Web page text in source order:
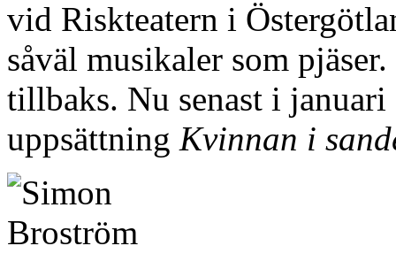
vid Riskteatern i
såväl musikaler som
tillbaks. Nu senast i januari
uppsättning Kvinnan i